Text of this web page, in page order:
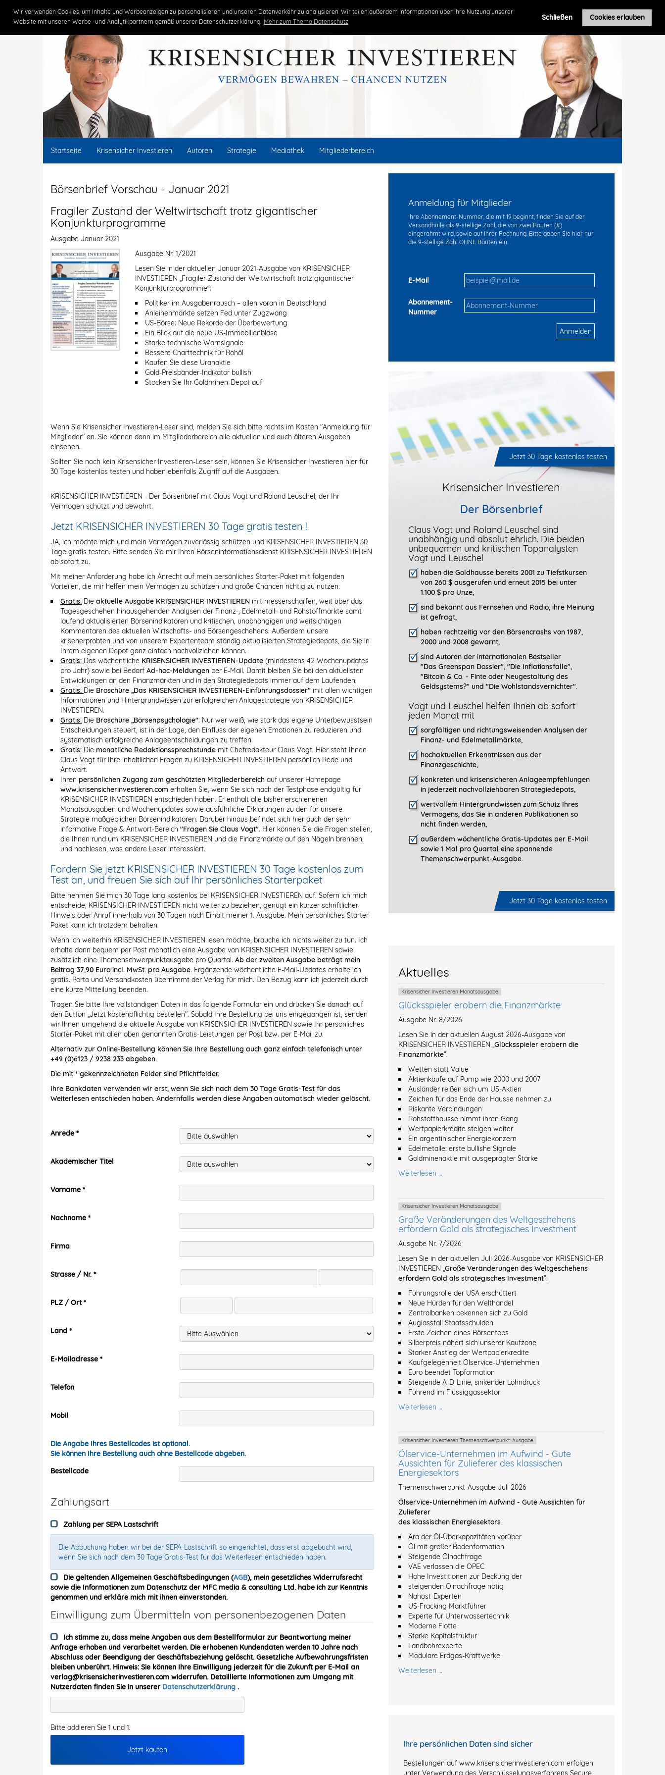
Wir verwenden Cookies, um Inhalte und Werbeanzeigen zu personalisieren und unseren Datenverkehr zu analysieren. Wir teilen außerdem Informationen über Ihre Nutzung unserer
Website mit unseren Werbe- und Analytikpartnern gemäß unserer Datenschutzerklärung. Mehr zum Thema Datenschutz
Schließen Cookies erlauben
Claus Vogt kritisch unabhängig erfolgreich Roland Leuschel
Startseite Krisensicher Investieren Autoren Strategie Mediathek Mitgliederbereich
Börsenbrief Vorschau - Januar 2021
Fragiler Zustand der Weltwirtschaft trotz gigantischer
Konjunkturprogramme
Ausgabe Januar 2021
Ausgabe Nr. 1/2021
Lesen Sie in der aktuellen Januar 2021-Ausgabe von KRISENSICHER
INVESTIEREN „Fragiler Zustand der Weltwirtschaft trotz gigantischer
Konjunkturprogramme“:
Politiker im Ausgabenrausch – allen voran in Deutschland
Anleihenmärkte setzen Fed unter Zugzwang
US-Börse: Neue Rekorde der Überbewertung
Ein Blick auf die neue US-Immobilienblase
Starke technische Warnsignale
Bessere Charttechnik für Rohöl
Kaufen Sie diese Uranaktie
Gold-Preisbänder-Indikator bullish
Stocken Sie Ihr Goldminen-Depot auf
Wenn Sie Krisensicher Investieren-Leser sind, melden Sie sich bitte rechts im Kasten "Anmeldung für
Mitglieder" an. Sie können dann im Mitgliederbereich alle aktuellen und auch älteren Ausgaben
einsehen.
Sollten Sie noch kein Krisensicher Investieren-Leser sein, können Sie Krisensicher Investieren hier für
30 Tage kostenlos testen und haben ebenfalls Zugriff auf die Ausgaben.
KRISENSICHER INVESTIEREN - Der Börsenbrief mit Claus Vogt und Roland Leuschel, der Ihr
Vermögen schützt und bewahrt.
Jetzt KRISENSICHER INVESTIEREN 30 Tage gratis testen !
JA, ich möchte mich und mein Vermögen zuverlässig schützen und KRISENSICHER INVESTIEREN 30
Tage gratis testen. Bitte senden Sie mir Ihren Börseninformationsdienst KRISENSICHER INVESTIEREN
ab sofort zu.
Mit meiner Anforderung habe ich Anrecht auf mein persönliches Starter-Paket mit folgenden
Vorteilen, die mir helfen mein Vermögen zu schützen und große Chancen richtig zu nutzen:
Gratis: Die aktuelle Ausgabe KRISENSICHER INVESTIEREN mit messerscharfen, weit über das
Tagesgeschehen hinausgehenden Analysen der Finanz-, Edelmetall- und Rohstoffmärkte samt
laufend aktualisierten Börsenindikatoren und kritischen, unabhängigen und weitsichtigen
Kommentaren des aktuellen Wirtschafts- und Börsengeschehens. Außerdem unsere
krisenerprobten und von unserem Expertenteam ständig aktualisierten Strategiedepots, die Sie in
Ihrem eigenen Depot ganz einfach nachvollziehen können.
Gratis: Das wöchentliche KRISENSICHER INVESTIEREN-Update (mindestens 42 Wochenupdates
pro Jahr) sowie bei Bedarf Ad-hoc-Meldungen per E-Mail. Damit bleiben Sie bei den aktuellsten
Entwicklungen an den Finanzmärkten und in den Strategiedepots immer auf dem Laufenden.
Gratis: Die Broschüre „Das KRISENSICHER INVESTIEREN-Einführungsdossier" mit allen wichtigen
Informationen und Hintergrundwissen zur erfolgreichen Anlagestrategie von KRISENSICHER
INVESTIEREN.
Gratis: Die Broschüre „Börsenpsychologie": Nur wer weiß, wie stark das eigene Unterbewusstsein
Entscheidungen steuert, ist in der Lage, den Einfluss der eigenen Emotionen zu reduzieren und
systematisch erfolgreiche Anlageentscheidungen zu treffen.
Gratis: Die monatliche Redaktionssprechstunde mit Chefredakteur Claus Vogt. Hier steht Ihnen
Claus Vogt für Ihre inhaltlichen Fragen zu KRISENSICHER INVESTIEREN persönlich Rede und
Antwort.
Ihren persönlichen Zugang zum geschützten Mitgliederbereich auf unserer Homepage
www.krisensicherinvestieren.com erhalten Sie, wenn Sie sich nach der Testphase endgültig für
KRISENSICHER INVESTIEREN entschieden haben. Er enthält alle bisher erschienenen
Monatsausgaben und Wochenupdates sowie ausführliche Erklärungen zu den für unsere
Strategie maßgeblichen Börsenindikatoren. Darüber hinaus befindet sich hier auch der sehr
informative Frage & Antwort-Bereich "Fragen Sie Claus Vogt". Hier können Sie die Fragen stellen,
die Ihnen rund um KRISENSICHER INVESTIEREN und die Finanzmärkte auf den Nägeln brennen,
und nachlesen, was andere Leser interessiert.
Fordern Sie jetzt KRISENSICHER INVESTIEREN 30 Tage kostenlos zum
Test an, und freuen Sie sich auf Ihr persönliches Starterpaket
Bitte nehmen Sie mich 30 Tage lang kostenlos bei KRISENSICHER INVESTIEREN auf. Sofern ich mich
entscheide, KRISENSICHER INVESTIEREN nicht weiter zu beziehen, genügt ein kurzer schriftlicher
Hinweis oder Anruf innerhalb von 30 Tagen nach Erhalt meiner 1. Ausgabe. Mein persönliches Starter-
Paket kann ich trotzdem behalten.
Wenn ich weiterhin KRISENSICHER INVESTIEREN lesen möchte, brauche ich nichts weiter zu tun. Ich
erhalte dann bequem per Post monatlich eine Ausgabe von KRISENSICHER INVESTIEREN sowie
zusätzlich eine Themenschwerpunktausgabe pro Quartal. Ab der zweiten Ausgabe beträgt mein
Beitrag 37,90 Euro incl. MwSt. pro Ausgabe. Ergänzende wöchentliche E-Mail-Updates erhalte ich
gratis. Porto und Versandkosten übernimmt der Verlag für mich. Den Bezug kann ich jederzeit durch
eine kurze Mitteilung beenden.
Tragen Sie bitte Ihre vollständigen Daten in das folgende Formular ein und drücken Sie danach auf
den Button „Jetzt kostenpflichtig bestellen". Sobald Ihre Bestellung bei uns eingegangen ist, senden
wir Ihnen umgehend die aktuelle Ausgabe von KRISENSICHER INVESTIEREN sowie Ihr persönliches
Starter-Paket mit allen oben genannten Gratis-Leistungen per Post bzw. per E-Mail zu.
Alternativ zur Online-Bestellung können Sie Ihre Bestellung auch ganz einfach telefonisch unter
+49 (0)6123 / 9238 233 abgeben.
Die mit * gekennzeichneten Felder sind Pflichtfelder.
Ihre Bankdaten verwenden wir erst, wenn Sie sich nach dem 30 Tage Gratis-Test für das
Weiterlesen entschieden haben. Andernfalls werden diese Angaben automatisch wieder gelöscht.
Anrede
Akademischer Titel
Vorname
Nachname
Firma
Strasse / Nr.
PLZ / Ort
Land
E-Mailadresse
Telefon
Mobil
Die Angabe Ihres Bestellcodes ist optional.
Sie können Ihre Bestellung auch ohne Bestellcode abgeben.
Bestellcode
Zahlungsart
Zahlung per SEPA Lastschrift
Die Abbuchung haben wir bei der SEPA-Lastschrift so eingerichtet, dass erst abgebucht wird,
wenn Sie sich nach dem 30 Tage Gratis-Test für das Weiterlesen entschieden haben.
Die geltenden Allgemeinen Geschäftsbedingungen (AGB), mein gesetzliches Widerrufsrecht
sowie die Informationen zum Datenschutz der MFC media & consulting Ltd. habe ich zur Kenntnis
genommen und erkläre mich mit ihnen einverstanden.
Einwilligung zum Übermitteln von personenbezogenen Daten
Ich stimme zu, dass meine Angaben aus dem Bestellformular zur Beantwortung meiner
Anfrage erhoben und verarbeitet werden. Die erhobenen Kundendaten werden 10 Jahre nach
Abschluss oder Beendigung der Geschäftsbeziehung gelöscht. Gesetzliche Aufbewahrungsfristen
bleiben unberührt. Hinweis: Sie können Ihre Einwilligung jederzeit für die Zukunft per E-Mail an
verlag@krisensicherinvestieren.com widerrufen. Detaillierte Informationen zum Umgang mit
Nutzerdaten finden Sie in unserer Datenschutzerklärung .
Bitte addieren Sie 1 und 1.
Jetzt kaufen
Anmeldung für Mitglieder
Ihre Abonnement-Nummer, die mit 19 beginnt, finden Sie auf der
Versandhülle als 9-stellige Zahl, die von zwei Rauten (#)
eingerahmt wird, sowie auf Ihrer Rechnung. Bitte geben Sie hier nur
die 9-stellige Zahl OHNE Rauten ein.
E-Mail
Abonnement-
Nummer
Anmelden
Jetzt 30 Tage kostenlos testen
Krisensicher Investieren
Der Börsenbrief
Claus Vogt und Roland Leuschel sind
unabhängig und absolut ehrlich. Die beiden
unbequemen und kritischen Topanalysten
Vogt und Leuschel
haben die Goldhausse bereits 2001 zu Tiefstkursen
von 260 $ ausgerufen und erneut 2015 bei unter
1.100 $ pro Unze,
sind bekannt aus Fernsehen und Radio, ihre Meinung
ist gefragt,
haben rechtzeitig vor den Börsencrashs von 1987,
2000 und 2008 gewarnt,
sind Autoren der internationalen Bestseller
"Das Greenspan Dossier", "Die Inflationsfalle",
"Bitcoin & Co. - Finte oder Neugestaltung des
Geldsystems?" und "Die Wohlstandsvernichter".
Vogt und Leuschel helfen Ihnen ab sofort
jeden Monat mit
sorgfältigen und richtungsweisenden Analysen der
Finanz- und Edelmetallmärkte,
hochaktuellen Erkenntnissen aus der
Finanzgeschichte,
konkreten und krisensicheren Anlageempfehlungen
in jederzeit nachvollziehbaren Strategiedepots,
wertvollem Hintergrundwissen zum Schutz Ihres
Vermögens, das Sie in anderen Publikationen so
nicht finden werden,
außerdem wöchentliche Gratis-Updates per E-Mail
sowie 1 Mal pro Quartal eine spannende
Themenschwerpunkt-­Ausgabe.
Jetzt 30 Tage kostenlos testen
Aktuelles
Krisensicher Investieren Monatsausgabe
Glücksspieler erobern die Finanzmärkte
Ausgabe Nr. 8/2026
Lesen Sie in der aktuellen August 2026-Ausgabe von
KRISENSICHER INVESTIEREN „Glücksspieler erobern die
Finanzmärkte“:
Wetten statt Value
Aktienkäufe auf Pump wie 2000 und 2007
Ausländer reißen sich um US-Aktien
Zeichen für das Ende der Hausse nehmen zu
Riskante Verbindungen
Rohstoffhausse nimmt ihren Gang
Wertpapierkredite steigen weiter
Ein argentinischer Energiekonzern
Edelmetalle: erste bullishe Signale
Goldminenaktie mit ausgeprägter Stärke
Weiterlesen …
Krisensicher Investieren Monatsausgabe
Große Veränderungen des Weltgeschehens
erfordern Gold als strategisches Investment
Ausgabe Nr. 7/2026
Lesen Sie in der aktuellen Juli 2026-Ausgabe von KRISENSICHER
INVESTIEREN „Große Veränderungen des Weltgeschehens
erfordern Gold als strategisches Investment“:
Führungsrolle der USA erschüttert
Neue Hürden für den Welthandel
Zentralbanken bekennen sich zu Gold
Augiasstall Staatsschulden
Erste Zeichen eines Börsentops
Silberpreis nähert sich unserer Kaufzone
Starker Anstieg der Wertpapierkredite
Kaufgelegenheit Ölservice-Unternehmen
Euro beendet Topformation
Steigende A-D-Linie, sinkender Lohndruck
Führend im Flüssiggassektor
Weiterlesen …
Krisensicher Investieren Themenschwerpunkt-Ausgabe
Ölservice-Unternehmen im Aufwind - Gute
Aussichten für Zulieferer des klassischen
Energiesektors
Themenschwerpunkt-Ausgabe Juli 2026
Ölservice-Unternehmen im Aufwind - Gute Aussichten für
Zulieferer
des klassischen Energiesektors
Ära der Öl-Überkapazitäten vorüber
Öl mit großer Bodenformation
Steigende Ölnachfrage
VAE verlassen die OPEC
Hohe Investitionen zur Deckung der
steigenden Ölnachfrage nötig
Nahost-Experten
US-Fracking Marktführer
Experte für Unterwassertechnik
Moderne Flotte
Starke Kapitalstruktur
Landbohrexperte
Modulare Erdgas-Kraftwerke
Weiterlesen …
Ihre persönlichen Daten sind sicher
Bestellungen auf www.krisensicherinvestieren.com erfolgen
unter Verwendung des Verschlüsselungsverfahrens Secure